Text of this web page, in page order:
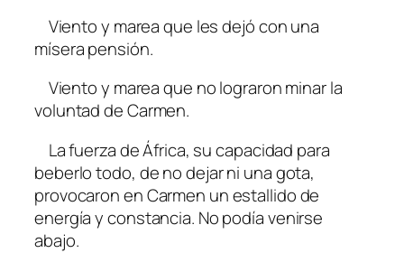
Viento y marea que les dejó con una
mísera pensión.
Viento y marea que no lograron minar la
voluntad de Carmen.
La fuerza de África, su capacidad para
beberlo todo, de no dejar ni una gota,
provocaron en Carmen un estallido de
energía y constancia. No podía venirse
abajo.